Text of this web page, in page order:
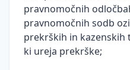
pravnomočnih
pravnomočnih sodb
prekrških in kazenskih
ki ureja prekrške;